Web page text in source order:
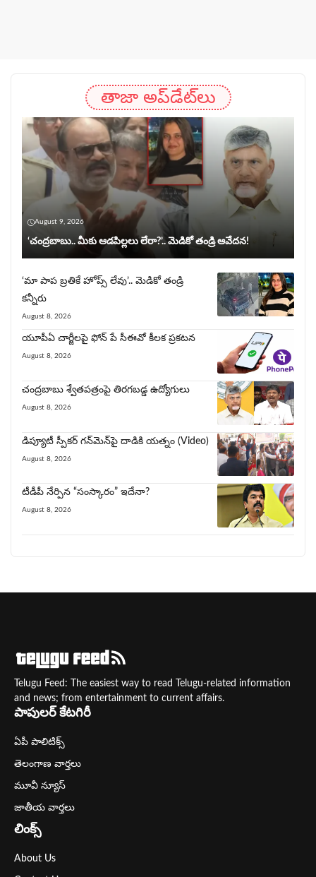
తాజా అప్‌డేట్‌లు
August 9, 2026
‘చంద్రబాబు.. మీకు ఆడపిల్లలు లేరా?’.. మెడికో తండ్రి ఆవేదన!
‘మా పాప బ్రతికే హోప్స్ లేవు’.. మెడికో తండ్రి
కన్నీరు
August 8, 2026
యూపీఏ చార్జీల‌పై ఫోన్ పే సీఈవో కీల‌క ప్ర‌క‌ట‌న‌
August 8, 2026
చంద్రబాబు శ్వేతపత్రంపై తిర‌గ‌బ‌డ్డ ఉద్యోగులు
August 8, 2026
డిప్యూటీ స్పీకర్ గన్‌మెన్‌పై దాడికి య‌త్నం (Video)
August 8, 2026
టీడీపీ నేర్పిన‌ “సంస్కారం” ఇదేనా?
August 8, 2026
Telugu Feed: The easiest way to read Telugu-related information
and news; from entertainment to current affairs.
పాపులర్ కేటగిరీ
ఏపీ పాలిటిక్స్
తెలంగాణ వార్తలు
మూవీ న్యూస్
జాతీయ వార్తలు
లింక్స్
About Us